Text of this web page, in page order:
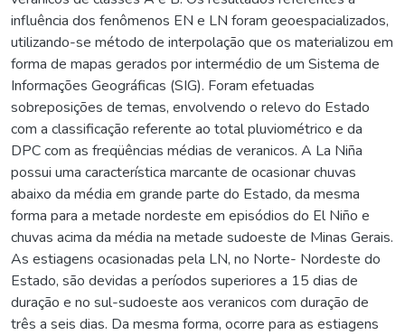
influência dos fenômenos EN e LN foram geoespacializados,
utilizando-se método de interpolação que os materializou em
forma de mapas gerados por intermédio de um Sistema de
Informações Geográficas (SIG). Foram efetuadas
sobreposições de temas, envolvendo o relevo do Estado
com a classificação referente ao total pluviométrico e da
DPC com as freqüências médias de veranicos. A La Niña
possui uma característica marcante de ocasionar chuvas
abaixo da média em grande parte do Estado, da mesma
forma para a metade nordeste em episódios do El Niño e
chuvas acima da média na metade sudoeste de Minas Gerais.
As estiagens ocasionadas pela LN, no Norte- Nordeste do
Estado, são devidas a períodos superiores a 15 dias de
duração e no sul-sudoeste aos veranicos com duração de
três a seis dias. Da mesma forma, ocorre para as estiagens